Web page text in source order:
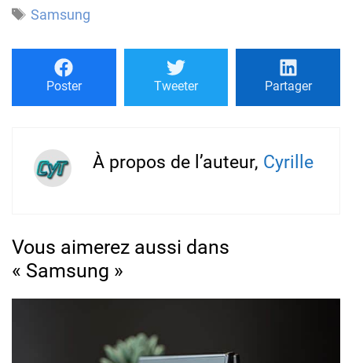
Étiquettes
Samsung
Poster Tweeter Partager
À propos de l’auteur, Cyrille
Vous aimerez aussi dans
« Samsung »